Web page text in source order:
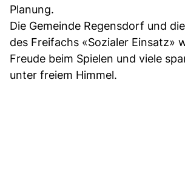
Planung.
Die Gemeinde Regensdorf und
des Freifachs «Sozialer Einsatz»
Freude beim Spielen und viele
unter freiem Himmel.